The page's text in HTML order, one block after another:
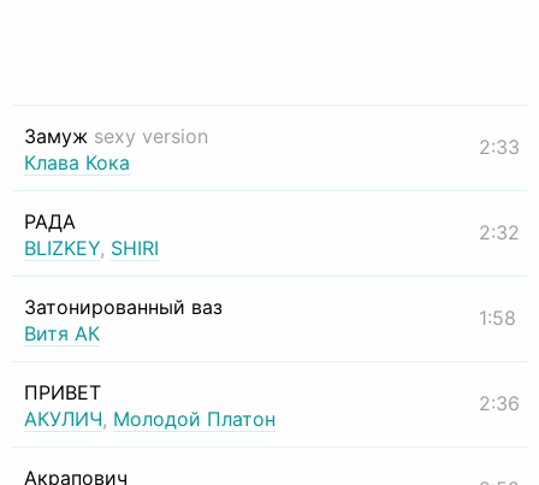
Замуж sexy version
Клава Кока
2:33
РАДА
BLIZKEY, SHIRI
2:32
Затонированный ваз
Витя АК
1:58
ПРИВЕТ
АКУЛИЧ, Молодой Платон
2:36
Акрапович